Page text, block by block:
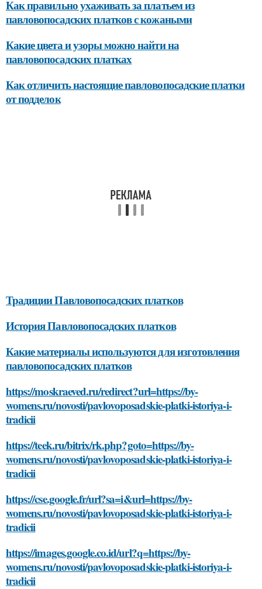
Как правильно ухаживать за платьем из
павловопосадских платков с кожаными
Какие цвета и узоры можно найти на
павловопосадских платках
Как отличить настоящие павловопосадские платки
от подделок
Традиции Павловопосадских платков
История Павловопосадских платков
Какие материалы используются для изготовления
павловопосадских платков
https://moskraeved.ru/redirect?url=https://by-
womens.ru/novosti/pavlovoposadskie-platki-istoriya-i-
tradicii
https://teek.ru/bitrix/rk.php?goto=https://by-
womens.ru/novosti/pavlovoposadskie-platki-istoriya-i-
tradicii
https://cse.google.fr/url?sa=i&url=https://by-
womens.ru/novosti/pavlovoposadskie-platki-istoriya-i-
tradicii
https://images.google.co.id/url?q=https://by-
womens.ru/novosti/pavlovoposadskie-platki-istoriya-i-
tradicii